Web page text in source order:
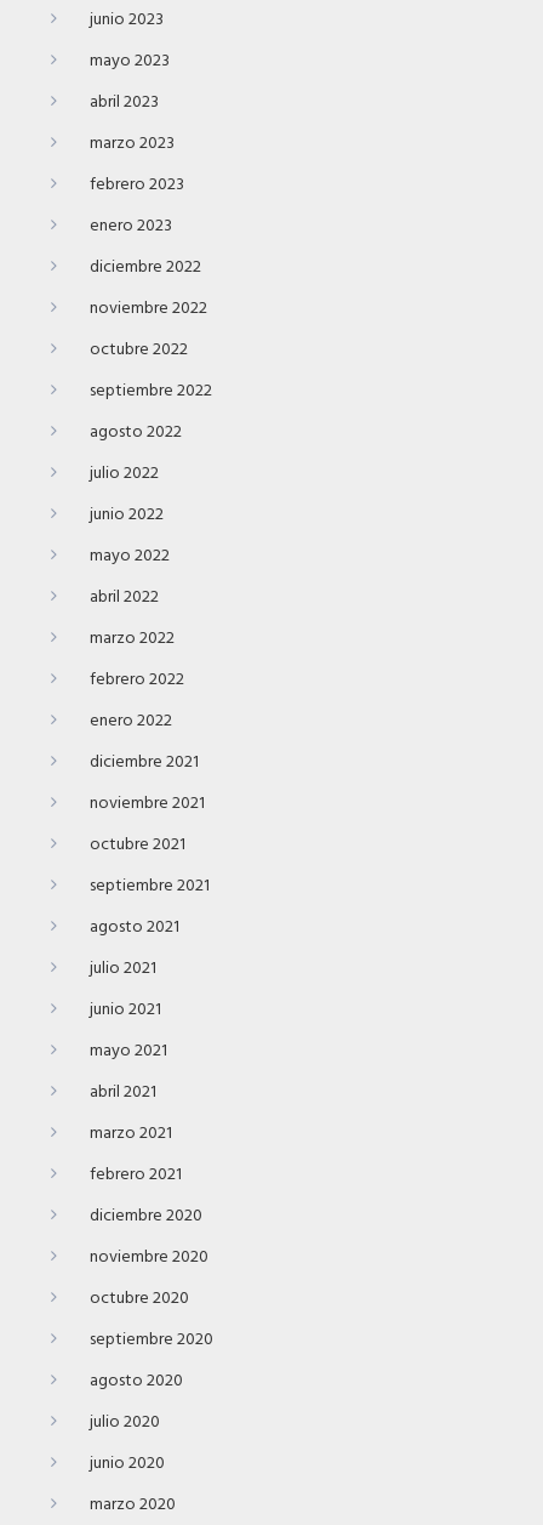
junio 2023
mayo 2023
abril 2023
marzo 2023
febrero 2023
enero 2023
diciembre 2022
noviembre 2022
octubre 2022
septiembre 2022
agosto 2022
julio 2022
junio 2022
mayo 2022
abril 2022
marzo 2022
febrero 2022
enero 2022
diciembre 2021
noviembre 2021
octubre 2021
septiembre 2021
agosto 2021
julio 2021
junio 2021
mayo 2021
abril 2021
marzo 2021
febrero 2021
diciembre 2020
noviembre 2020
octubre 2020
septiembre 2020
agosto 2020
julio 2020
junio 2020
marzo 2020